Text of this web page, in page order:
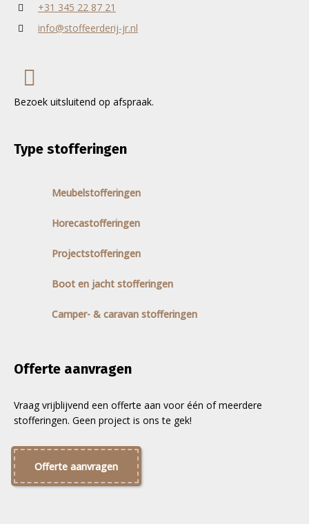
+31 345 22 87 21
info@stoffeerderij-jr.nl
Bezoek uitsluitend op afspraak.
Type stofferingen
Meubelstofferingen
Horecastofferingen
Projectstofferingen
Boot en jacht stofferingen
Camper- & caravan stofferingen
Offerte aanvragen
Vraag vrijblijvend een offerte aan voor één of meerdere
stofferingen. Geen project is ons te gek!
Offerte aanvragen